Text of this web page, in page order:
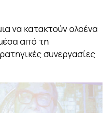
να κατακτούν ολοένα
από τη
συνεργασίες